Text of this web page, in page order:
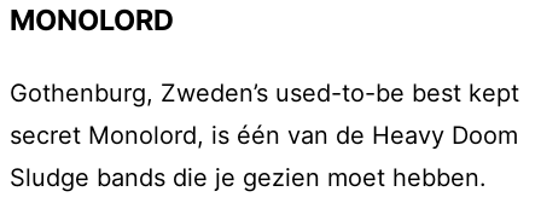
MONOLORD
Gothenburg, Zweden’s used-to-be best kept
secret Monolord, is één van de Heavy Doom
Sludge bands die je gezien moet hebben.